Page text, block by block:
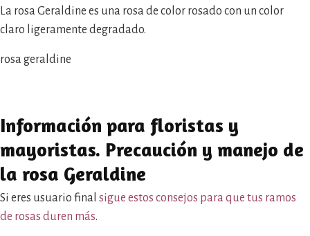
La rosa Geraldine es una rosa de color rosado con un color
claro ligeramente degradado.
rosa geraldine
Información para floristas y
mayoristas. Precaución y manejo de
la rosa Geraldine
Si eres usuario final sigue estos consejos para que tus ramos
de rosas duren más.